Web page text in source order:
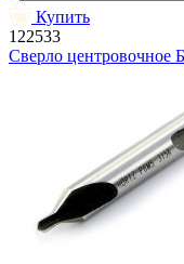
Купить
122533
Сверло